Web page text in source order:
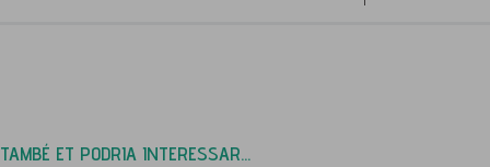
TAMBÉ ET PODRIA INTERESSAR...